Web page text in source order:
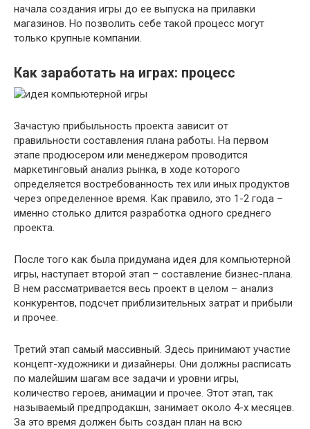
начала создания игры до ее выпуска на прилавки
магазинов. Но позволить себе такой процесс могут
только крупные компании.
Как заработать на играх: процесс
Зачастую прибыльность проекта зависит от
правильности составления плана работы. На первом
этапе продюсером или менеджером проводится
маркетинговый анализ рынка, в ходе которого
определяется востребованность тех или иных продуктов
через определенное время. Как правило, это 1-2 года –
именно столько длится разработка одного среднего
проекта.
После того как была придумана идея для компьютерной
игры, наступает второй этап – составление бизнес-плана.
В нем рассматривается весь проект в целом – анализ
конкурентов, подсчет приблизительных затрат и прибыли
и прочее.
Третий этап самый массивный. Здесь принимают участие
концепт-художники и дизайнеры. Они должны расписать
по малейшим шагам все задачи и уровни игры,
количество героев, анимации и прочее. Этот этап, так
называемый предпродакшн, занимает около 4-х месяцев.
За это время должен быть создан план на всю